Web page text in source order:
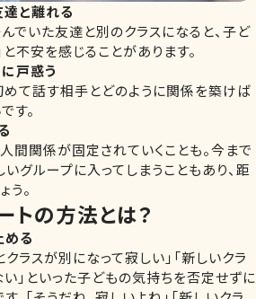
と離れる
でいた友達と別のクラスになると、子ど
不安を感じることがあります。
戸惑う
て話す相手とどのように関係を築けば
す。
間関係が固定されていくことも。今まで
グループに入ってしまうこともあり、距
う。
トの方法とは？
める
クラスが別になって寂しい」「新しいクラ
」といった子どもの気持ちを否定せずに